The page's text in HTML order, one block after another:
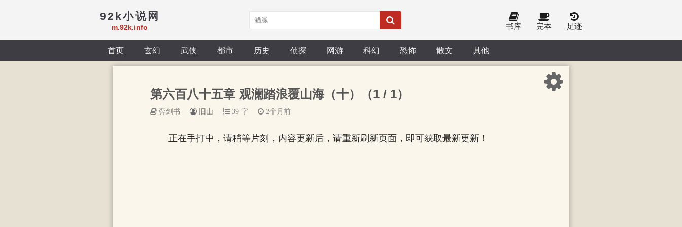
92k小说网
m.92k.info 书库 完本 足迹
首页 玄幻 武侠 都市 历史 侦探 网游 科幻 恐怖 散文 其他
第六百八十五章 观澜踏浪覆山海（十）（1 / 1）
弈剑书 旧山 39 字 2个月前
正在手打中，请稍等片刻，内容更新后，请重新刷新页面，即可获取最新更新！